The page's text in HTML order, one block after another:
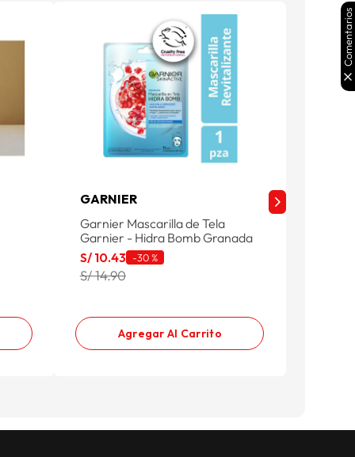
GARNIER
Garnier Mascarilla de Tela
Garnier - Hidra Bomb Granada
S/ 10.43 -30 %
S/ 14.90
Agregar Al Carrito
Comentarios